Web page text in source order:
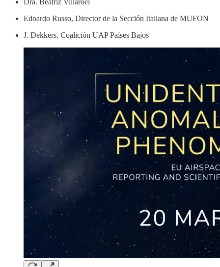
Dra. Beatriz Villaroel
Edoardo Russo, Director de la Sección Italiana de MUFON
J. Dekkers, Coalición UAP Países Bajos